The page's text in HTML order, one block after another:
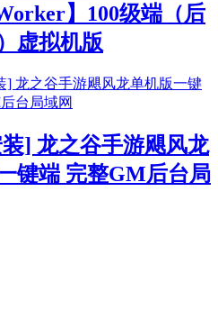
】100级端（后
虚拟机版
] 龙之谷手游飓风龙
键端 完整GM后台局